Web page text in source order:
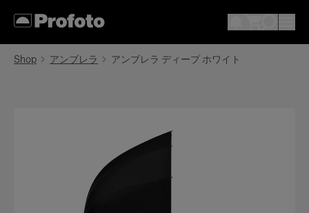
Shop アンブレラ アンブレラ ディープ ホワイト